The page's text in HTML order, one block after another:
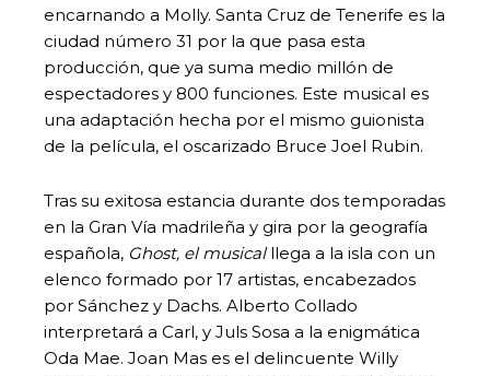
encarnando a Molly. Santa Cruz de Tenerife es la
ciudad número 31 por la que pasa esta
producción, que ya suma medio millón de
espectadores y 800 funciones. Este musical es
una adaptación hecha por el mismo guionista
de la película, el oscarizado Bruce Joel Rubin.
Tras su exitosa estancia durante dos temporadas
en la Gran Vía madrileña y gira por la geografía
española, Ghost, el musicalllega a la isla con un
elenco formado por 17 artistas, encabezados
por Sánchez y Dachs. Alberto Collado
interpretará a Carl, y Juls Sosa a la enigmática
Oda Mae. Joan Mas es el delincuente Willy